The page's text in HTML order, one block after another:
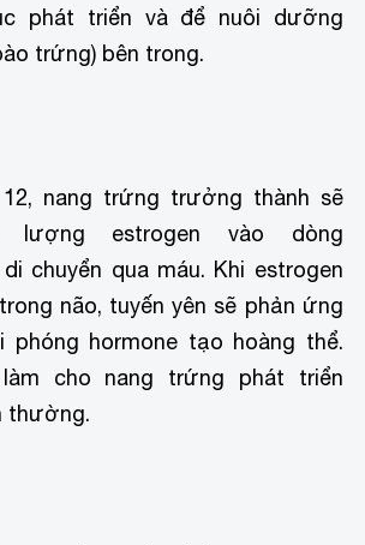
phát triển và để nuôi dưỡng
trứng) bên trong.
nang trứng trưởng thành sẽ
estrogen vào dòng
chuyển qua máu. Khi estrogen
não, tuyến yên sẽ phản ứng
phóng hormone tạo hoàng thể.
làm cho nang trứng phát triển
thường.